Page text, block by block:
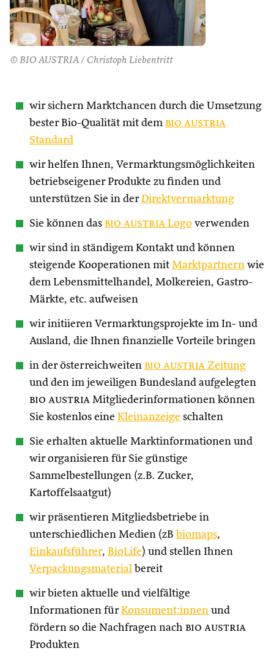
© BIO AUSTRIA / Christoph Liebentritt
wir sichern Marktchancen durch die Umsetzung
bester Bio-Qualität mit dem bio austria
Standard
wir helfen Ihnen, Vermarktungsmöglichkeiten
betriebseigener Produkte zu finden und
unterstützen Sie in derDirektvermarktung
Sie können das bio austria Logo verwenden
wir sind in ständigem Kontakt und können
steigende Kooperationen mit Marktpartnern wie
dem Lebensmittelhandel, Molkereien, Gastro-
Märkte, etc. aufweisen
wir initiieren Vermarktungsprojekte im In- und
Ausland, die Ihnen finanzielle Vorteile bringen
in der österreichweiten bio austria Zeitung
und den im jeweiligen Bundesland aufgelegten
bio austria Mitgliederinformationen können
Sie kostenlos eine Kleinanzeige schalten
Sie erhalten aktuelle Marktinformationen und
wir organisieren für Sie günstige
Sammelbestellungen (z.B. Zucker,
Kartoffelsaatgut)
wir präsentieren Mitgliedsbetriebe in
unterschiedlichen Medien (zB biomaps,
Einkaufsführer, BioLife) und stellen Ihnen
Verpackungsmaterial bereit
wir bieten aktuelle und vielfältige
Informationen fürKonsument:innen und
fördern so die Nachfragen nach bio austria
Produkten